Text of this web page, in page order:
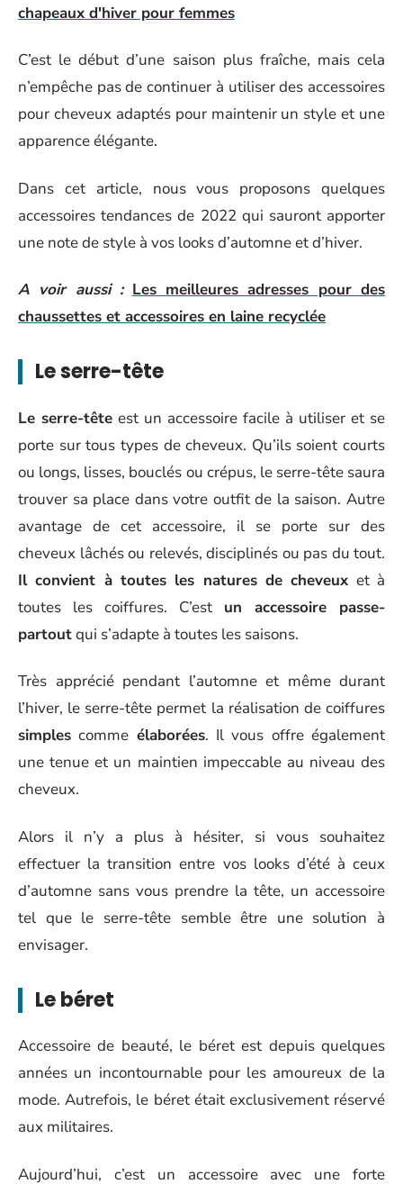
chapeaux d'hiver pour femmes
C’est le début d’une saison plus fraîche, mais cela
n’empêche pas de continuer à utiliser des accessoires
pour cheveux adaptés pour maintenir un style et une
apparence élégante.
Dans cet article, nous vous proposons quelques
accessoires tendances de 2022 qui sauront apporter
une note de style à vos looks d’automne et d’hiver.
A voir aussi : Les meilleures adresses pour des
chaussettes et accessoires en laine recyclée
Le serre-tête
Le serre-tête est un accessoire facile à utiliser et se
porte sur tous types de cheveux. Qu’ils soient courts
ou longs, lisses, bouclés ou crépus, le serre-tête saura
trouver sa place dans votre outfit de la saison. Autre
avantage de cet accessoire, il se porte sur des
cheveux lâchés ou relevés, disciplinés ou pas du tout.
Il convient à toutes les natures de cheveux et à
toutes les coiffures. C’est un accessoire passe-
partoutqui s’adapte à toutes les saisons.
Très apprécié pendant l’automne et même durant
l’hiver, le serre-tête permet la réalisation de coiffures
simples comme élaborées. Il vous offre également
une tenue et un maintien impeccable au niveau des
cheveux.
Alors il n’y a plus à hésiter, si vous souhaitez
effectuer la transition entre vos looks d’été à ceux
d’automne sans vous prendre la tête, un accessoire
tel que le serre-tête semble être une solution à
envisager.
Le béret
Accessoire de beauté, le béret est depuis quelques
années un incontournable pour les amoureux de la
mode. Autrefois, le béret était exclusivement réservé
aux militaires.
Aujourd’hui, c’est un accessoire avec une forte